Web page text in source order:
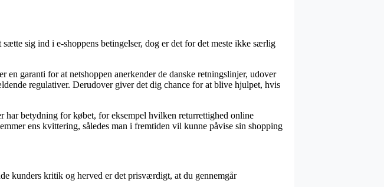
sig ind i e-shoppens betingelser, dog er det for det meste ikke særlig
garanti for at netshoppen anerkender de danske retningslinjer, udover
regulativer. Derudover giver det dig chance for at blive hjulpet, hvis
har betydning for købet, for eksempel hvilken returrettighed online
ens kvittering, således man i fremtiden vil kunne påvise sin shopping
kunders kritik og herved er det prisværdigt, at du gennemgår